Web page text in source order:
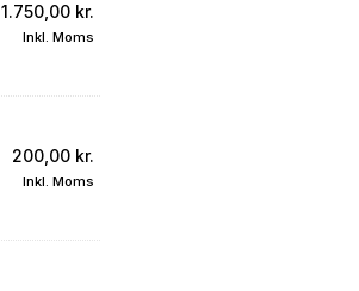
1.750,00 kr.
Inkl. Moms
200,00 kr.
Inkl. Moms